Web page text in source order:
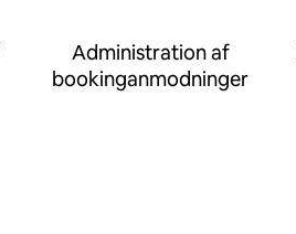
Administration af
bookinganmodninger